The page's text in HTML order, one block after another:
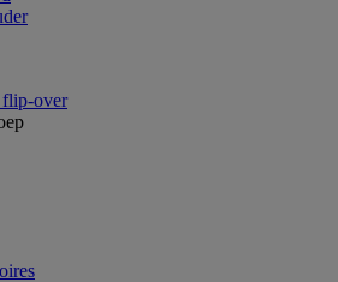
flip-over